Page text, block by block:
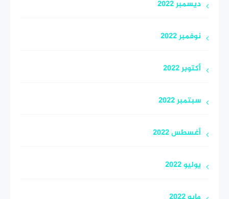
ديسمبر 2022
نوفمبر 2022
أكتوبر 2022
سبتمبر 2022
أغسطس 2022
يوليو 2022